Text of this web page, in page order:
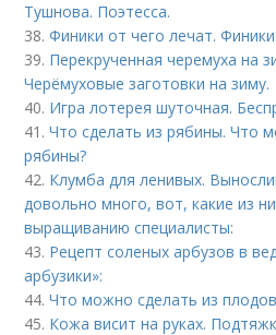
Тушнова. Поэтесса.
38.Финики от чего лечат.
39. Перекрученная черемуха на
Черёмуховые заготовки на зиму.
40. Игра лотерея шуточная.
41.Что сделать из рябины. Что
рябины?
42. Клумба для ленивых.
довольно много, вот, какие из
выращиванию специалисты:
43. Рецепт соленых арбузов в
арбузики»:
44.Что можно сделать из
45. Кожа висит на руках.